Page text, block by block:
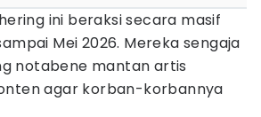
ini beraksi secara masif
Mei 2026. Mereka sengaja
notabene mantan artis
agar korban-korbannya